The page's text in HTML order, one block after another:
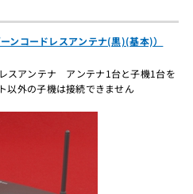
コードレスアンテナ(黒)(基本)）
スアンテナ アンテナ1台と子機1台を
以外の子機は接続できません